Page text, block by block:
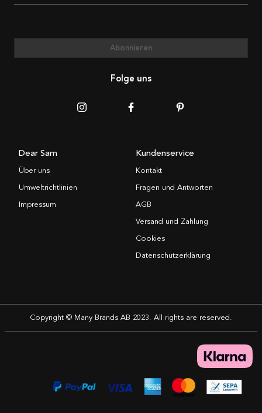
Abonnieren
Folge uns
Dear Sam
Über uns
Umweltrichtlinien
Impressum
Kundenservice
Kontakt
Fragen und Antworten
AGB
Versand und Zahlung
Cookies
Datenschutzerklärung
Copyright © Many Brands AB 2023. All rights are reserved.